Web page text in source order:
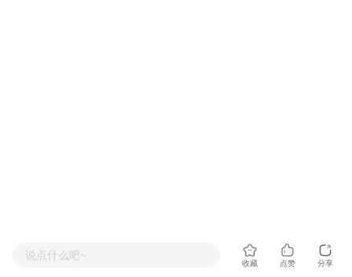
说点什么吧~
收藏 点赞 分享